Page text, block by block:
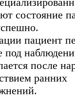
состояние
пациент
под
после
ранних